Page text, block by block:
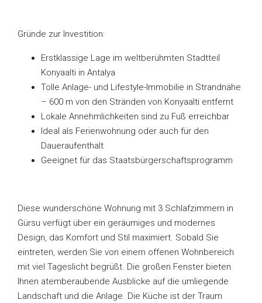
Gründe zur Investition:
Erstklassige Lage im weltberühmten Stadtteil
Konyaalti in Antalya
Tolle Anlage- und Lifestyle-Immobilie in Strandnähe
– 600 m von den Stränden von Konyaalti entfernt
Lokale Annehmlichkeiten sind zu Fuß erreichbar
Ideal als Ferienwohnung oder auch für den
Daueraufenthalt
Geeignet für das Staatsbürgerschaftsprogramm
Diese wunderschöne Wohnung mit 3 Schlafzimmern in
Gürsu verfügt über ein geräumiges und modernes
Design, das Komfort und Stil maximiert. Sobald Sie
eintreten, werden Sie von einem offenen Wohnbereich
mit viel Tageslicht begrüßt. Die großen Fenster bieten
Ihnen atemberaubende Ausblicke auf die umliegende
Landschaft und die Anlage. Die Küche ist der Traum